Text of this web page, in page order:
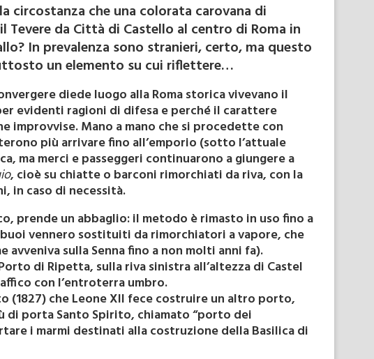
circostanza che una colorata carovana di
da Città di Castello al centro di Roma in
In prevalenza sono stranieri, certo, ma questo
un elemento su cui riflettere…
diede luogo alla Roma storica vivevano il
evidenti ragioni di difesa e perché il carattere
improvvise. Mano a mano che si procedette con
più arrivare fino all’emporio (sotto l’attuale
ma merci e passeggeri continuarono a giungere a
, cioè su chiatte o barconi rimorchiati da riva, con la
in caso di necessità.
prende un abbaglio: il metodo è rimasto in uso fino a
vennero sostituiti da rimorchiatori a vapore, che
sulla Senna fino a non molti anni fa).
di Ripetta, sulla riva sinistra all’altezza di Castel
con l’entroterra umbro.
(1827) che Leone XII fece costruire un altro porto,
di porta Santo Spirito, chiamato “porto dei
i marmi destinati alla costruzione della Basilica di